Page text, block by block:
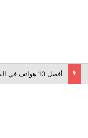
أفضل 10 هواتف في الفئة المتوسطة لعام 2026